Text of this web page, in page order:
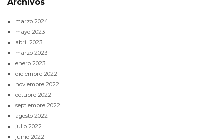
Archivos
marzo 2024
mayo 2023
abril 2023
marzo 2023
enero 2023
diciembre 2022
noviembre 2022
octubre 2022
septiembre 2022
agosto 2022
julio 2022
junio 2022